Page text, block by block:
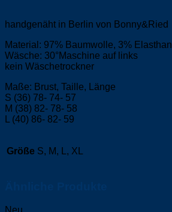
handgenäht in Berlin von Bonny&Ried
Material: 97% Baumwolle, 3% Elasthan
Wäsche: 30°Maschine auf links
kein Wäschetrockner
Maße: Brust, Taille, Länge
S (36) 78- 74- 57
M (38) 82- 78- 58
L (40) 86- 82- 59
Größe S, M, L, XL
Neu